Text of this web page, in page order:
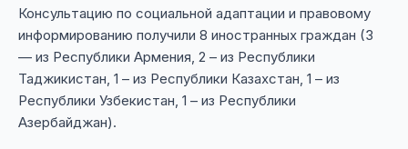
Консультацию по социальной адаптации и правовому
информированию получили 8 иностранных граждан (3
— из Республики Армения, 2 – из Республики
Таджикистан, 1 – из Республики Казахстан, 1 – из
Республики Узбекистан, 1 – из Республики
Азербайджан).